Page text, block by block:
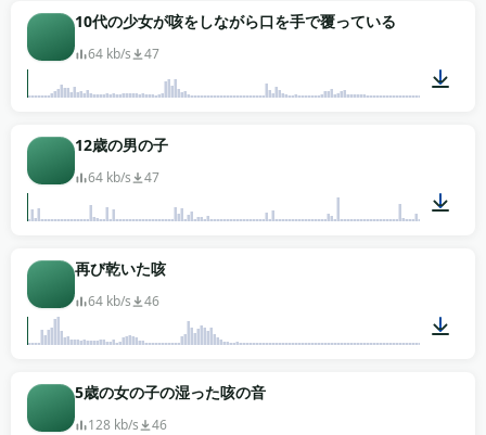
10代の少女が咳をしながら口を手で覆っている
64 kb/s 47
12歳の男の子
64 kb/s 47
再び乾いた咳
64 kb/s 46
5歳の女の子の湿った咳の音
128 kb/s 46